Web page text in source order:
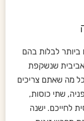
ביותר לבלות בהם
שנשקפת
כל מה שאתם צריכים
שתי כוסות,
לחייכם. ישנה